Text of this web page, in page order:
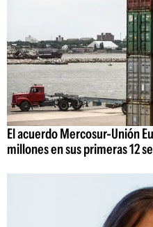
El acuerdo Mercosur-Unión
millones en sus primeras 12